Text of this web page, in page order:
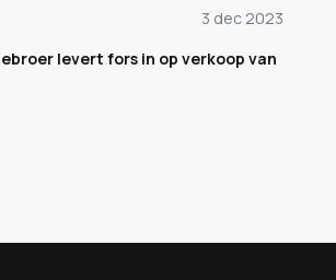
3 dec 2023
levert fors in op verkoop van